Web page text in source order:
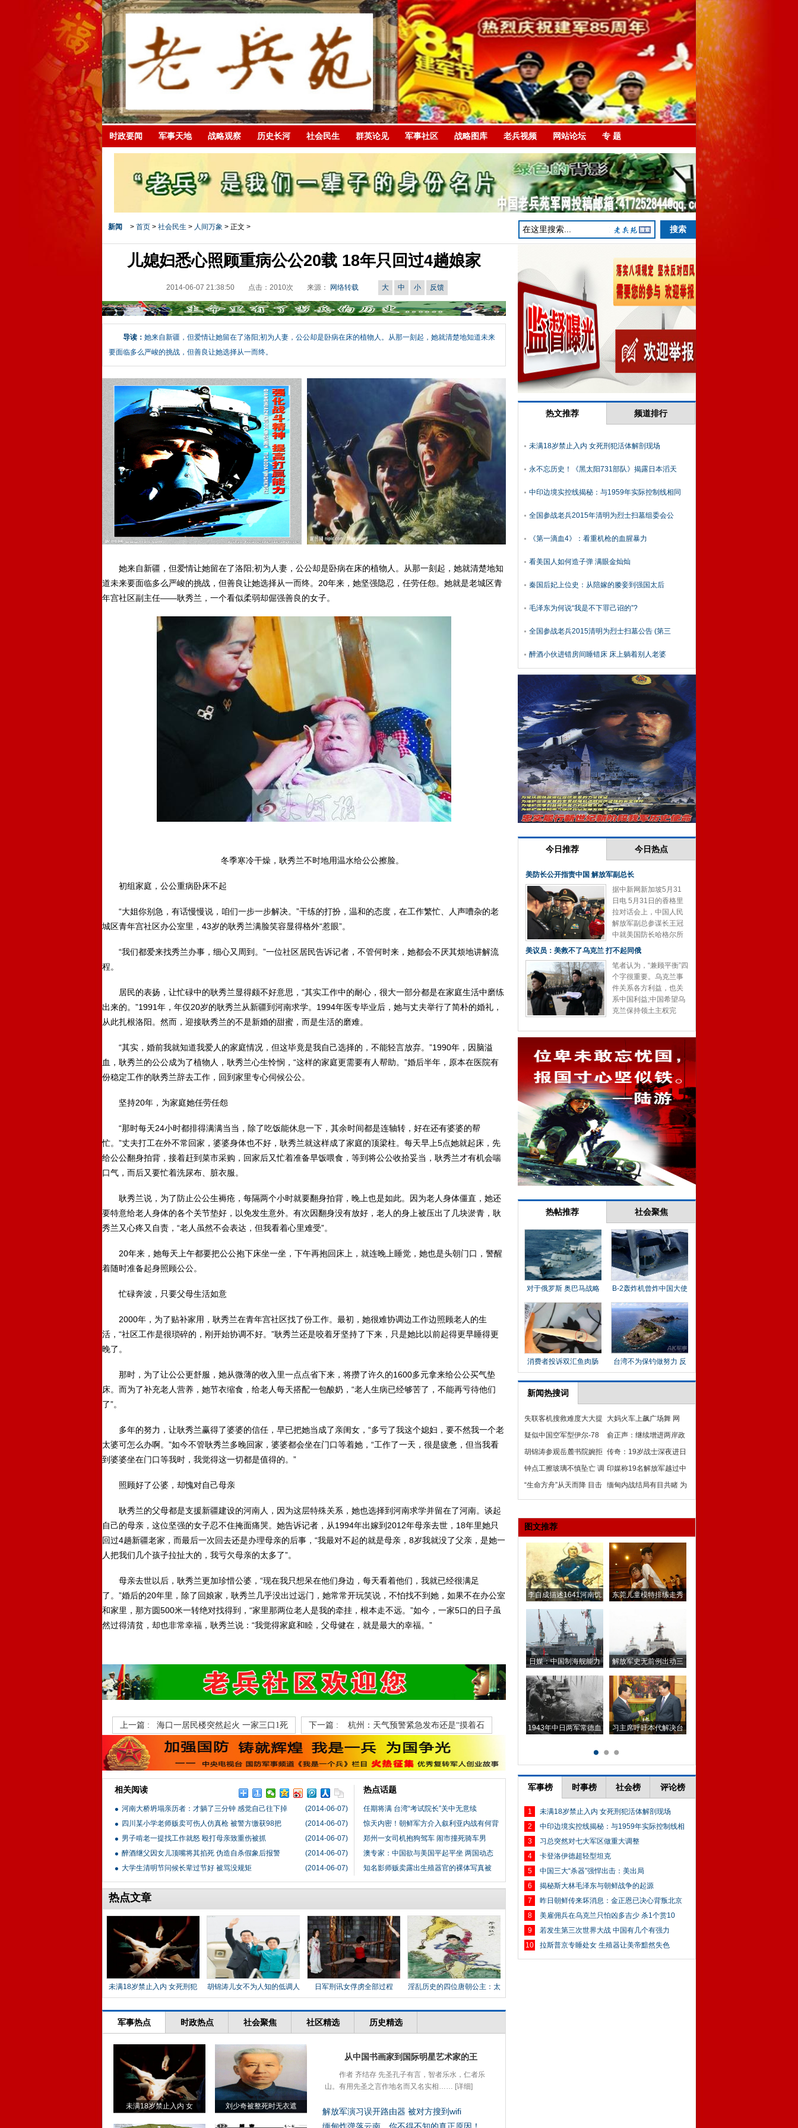
时政要闻 军事天地 战略观察 历史长河 社会民生 群英论见 军事社区 战略图库 老兵视频 网站论坛 专 题
新闻 > 首页 > 社会民生 > 人间万象 > 正文 >
儿媳妇悉心照顾重病公公20载 18年只回过4趟娘家
2014-06-07 21:38:50 点击： 2010次 来源： 网络转载 大 中 小 反馈
导读： 她来自新疆，但爱情让她留在了洛阳;初为人妻，公公却是卧病在床的植物人。从那一刻起，她就清楚地知道未来
要面临多么严峻的挑战，但善良让她选择从一而终。
她来自新疆，但爱情让她留在了洛阳;初为人妻，公公却是卧病在床的植物人。从那一刻起，她就清楚地知
道未来要面临多么严峻的挑战，但善良让她选择从一而终。20年来，她坚强隐忍，任劳任怨。她就是老城区青
年宫社区副主任——耿秀兰，一个看似柔弱却倔强善良的女子。
冬季寒冷干燥，耿秀兰不时地用温水给公公擦脸。
初组家庭，公公重病卧床不起
“大姐你别急，有话慢慢说，咱们一步一步解决。”干练的打扮，温和的态度，在工作繁忙、人声嘈杂的老
城区青年宫社区办公室里，43岁的耿秀兰满脸笑容显得格外“惹眼”。
“我们都爱来找秀兰办事，细心又周到。”一位社区居民告诉记者，不管何时来，她都会不厌其烦地讲解流
程。
居民的表扬，让忙碌中的耿秀兰显得颇不好意思，“其实工作中的耐心，很大一部分都是在家庭生活中磨练
出来的。”1991年，年仅20岁的耿秀兰从新疆到河南求学。1994年医专毕业后，她与丈夫举行了简朴的婚礼，
从此扎根洛阳。然而，迎接耿秀兰的不是新婚的甜蜜，而是生活的磨难。
“其实，婚前我就知道我爱人的家庭情况，但这毕竟是我自己选择的，不能轻言放弃。”1990年，因脑溢
血，耿秀兰的公公成为了植物人，耿秀兰心生怜悯，“这样的家庭更需要有人帮助。”婚后半年，原本在医院有
份稳定工作的耿秀兰辞去工作，回到家里专心伺候公公。
坚持20年，为家庭她任劳任怨
“那时每天24小时都排得满满当当，除了吃饭能休息一下，其余时间都是连轴转，好在还有婆婆的帮
忙。”丈夫打工在外不常回家，婆婆身体也不好，耿秀兰就这样成了家庭的顶梁柱。每天早上5点她就起床，先
给公公翻身拍背，接着赶到菜市采购，回家后又忙着准备早饭喂食，等到将公公收拾妥当，耿秀兰才有机会喘
口气，而后又要忙着洗尿布、脏衣服。
耿秀兰说，为了防止公公生褥疮，每隔两个小时就要翻身拍背，晚上也是如此。因为老人身体僵直，她还
要特意给老人身体的各个关节垫好，以免发生意外。有次因翻身没有放好，老人的身上被压出了几块淤青，耿
秀兰又心疼又自责，“老人虽然不会表达，但我看着心里难受”。
20年来，她每天上午都要把公公抱下床坐一坐，下午再抱回床上，就连晚上睡觉，她也是头朝门口，警醒
着随时准备起身照顾公公。
忙碌奔波，只要父母生活如意
2000年，为了贴补家用，耿秀兰在青年宫社区找了份工作。最初，她很难协调边工作边照顾老人的生
活，“社区工作是很琐碎的，刚开始协调不好。”耿秀兰还是咬着牙坚持了下来，只是她比以前起得更早睡得更
晚了。
那时，为了让公公更舒服，她从微薄的收入里一点点省下来，将攒了许久的1600多元拿来给公公买气垫
床。而为了补充老人营养，她节衣缩食，给老人每天搭配一包酸奶，“老人生病已经够苦了，不能再亏待他们
了”。
多年的努力，让耿秀兰赢得了婆婆的信任，早已把她当成了亲闺女，“多亏了我这个媳妇，要不然我一个老
太婆可怎么办啊。”如今不管耿秀兰多晚回家，婆婆都会坐在门口等着她，“工作了一天，很是疲惫，但当我看
到婆婆坐在门口等我时，我觉得这一切都是值得的。”
照顾好了公婆，却愧对自己母亲
耿秀兰的父母都是支援新疆建设的河南人，因为这层特殊关系，她也选择到河南求学并留在了河南。谈起
自己的母亲，这位坚强的女子忍不住掩面痛哭。她告诉记者，从1994年出嫁到2012年母亲去世，18年里她只
回过4趟新疆老家，而最后一次回去还是办理母亲的后事，“我最对不起的就是母亲，8岁我就没了父亲，是她一
人把我们几个孩子拉扯大的，我亏欠母亲的太多了”。
母亲去世以后，耿秀兰更加珍惜公婆，“现在我只想呆在他们身边，每天看着他们，我就已经很满足
了。”婚后的20年里，除了回娘家，耿秀兰几乎没出过远门，她常常开玩笑说，不怕找不到她，如果不在办公室
和家里，那方圆500米一转绝对找得到，“家里那两位老人是我的牵挂，根本走不远。”如今，一家5口的日子虽
然过得清贫，却也非常幸福，耿秀兰说：“我觉得家庭和睦，父母健在，就是最大的幸福。”
上一篇 : 海口一居民楼突然起火 一家三口1死 下一篇 : 杭州：天气预警紧急发布还是“摸着石
相关阅读
(2014-06-07)
河南大桥坍塌亲历者：才躺了三分钟 感觉自己往下掉
(2014-06-07)
四川某小学老师贩卖可伤人仿真枪 被警方缴获98把
(2014-06-07)
男子啃老一提找工作就怒 殴打母亲致重伤被抓
(2014-06-07)
醉酒继父因女儿顶嘴将其掐死 伪造自杀假象后报警
(2014-06-07)
大学生清明节问候长辈过节好 被骂没规矩
热点话题
任期将满 台湾“考试院长”关中无意续
惊天内密！朝鲜军方介入叙利亚内战有何背
郑州一女司机抱狗驾车 闹市撞死骑车男
澳专家：中国欲与美国平起平坐 两国动态
知名影师贩卖露出生殖器官的裸体写真被
热点文章
未满18岁禁止入内 女死刑犯 胡锦涛儿女不为人知的低调人 日军刑讯女俘虏全部过程
淫乱历史的四位唐朝公主：太
平
热文推荐 频道排行
未满18岁禁止入内 女死刑犯活体解剖现场
永不忘历史！《黑太阳731部队》揭露日本滔天
中印边境实控线揭秘：与1959年实际控制线相同
全国参战老兵2015年清明为烈士扫墓组委会公
《第一滴血4》：看重机枪的血腥暴力
看美国人如何造子弹 满眼金灿灿
秦国后妃上位史：从陪嫁的媵妾到强国太后
毛泽东为何说“我是不下罪己诏的”?
全国参战老兵2015清明为烈士扫墓公告 (第三
醉酒小伙进错房间睡错床 床上躺着别人老婆
新闻热搜词
失联客机搜救难度大大提
高 马方发布消息滞后不负
大妈火车上飙广场舞 网
赞：亚洲女子天团
疑似中国空军型伊尔-78
加油机新照曝光
俞正声：继续增进两岸政
治互信和良性互动
胡锦涛参观岳麓书院婉拒
题词仅签名字
传奇：19岁战士深夜进日
本军营 拎回5个鬼子头
钟点工擦玻璃不慎坠亡 调
解后雇主赔偿32万元
印媒称19名解放军越过中
印边界被印方人墙阻退
“生命方舟”从天而降 目击
歼-15救生弹射试验
缅甸内战结局有目共睹 为
何双方不能走出来
军事榜 时事榜 社会榜 评论榜
1
未满18岁禁止入内 女死刑犯活体解剖现场
2
中印边境实控线揭秘：与1959年实际控制线相
3
习总突然对七大军区做重大调整
4
卡登洛伊德超轻型坦克
5
中国三大“杀器”强悍出击：美出局
6
揭秘斯大林毛泽东与朝鲜战争的起源
7
昨日朝鲜传来坏消息：金正恩已决心背叛北京
8
美雇佣兵在乌克兰只怕凶多吉少 杀1个赏10
9
若发生第三次世界大战 中国有几个有强力
10
拉斯普京专睡处女 生殖器让美帝黯然失色